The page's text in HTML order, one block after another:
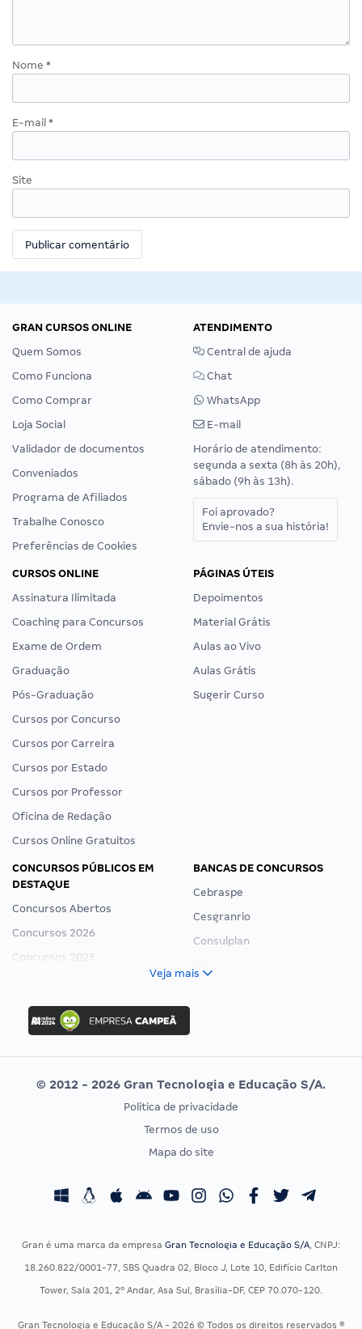
Nome *
E-mail *
Site
GRAN CURSOS ONLINE
Quem Somos
Como Funciona
Como Comprar
Loja Social
Validador de documentos
Conveniados
Programa de Afiliados
Trabalhe Conosco
Preferências de Cookies
ATENDIMENTO
Central de ajuda
Chat
WhatsApp
E-mail
Horário de atendimento:
segunda a sexta (8h às 20h),
sábado (9h às 13h).
Foi aprovado?
Envie-nos a sua história!
CURSOS ONLINE
Assinatura Ilimitada
Coaching para Concursos
Exame de Ordem
Graduação
Pós-Graduação
Cursos por Concurso
Cursos por Carreira
Cursos por Estado
Cursos por Professor
Oficina de Redação
Cursos Online Gratuitos
PÁGINAS ÚTEIS
Depoimentos
Material Grátis
Aulas ao Vivo
Aulas Grátis
Sugerir Curso
CONCURSOS PÚBLICOS EM
DESTAQUE
Concursos Abertos
Concursos 2026
Concursos 2025
Concurso Ibama
Concurso MPU
Editais publicados
BANCAS DE CONCURSOS
Cebraspe
Cesgranrio
Consulplan
Vunesp
CONCURSOS POR PROFISSÃO
Concursos Fiscais
Concursos Saúde
EXAME DE ORDEM
Calendário OAB
Veja mais
© 2012 - 2026 Gran Tecnologia e Educação S/A.
Política de privacidade
Termos de uso
Mapa do site
Gran é uma marca da empresa Gran Tecnologia e Educação S/A, CNPJ:
18.260.822/0001-77, SBS Quadra 02, Bloco J, Lote 10, Edifício Carlton
Tower, Sala 201, 2º Andar, Asa Sul, Brasília-DF, CEP 70.070-120.
Gran Tecnologia e Educação S/A - 2026 © Todos os direitos reservados ®